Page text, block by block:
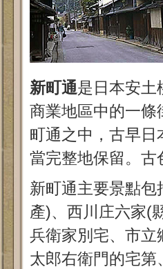
新町通是日本安土
商業地區中的一條
町通之中，古早
當完整地保留。古
新町通主要景點
產)、西川庄六家(
兵衛家別宅、市立
太郎右衛門的宅